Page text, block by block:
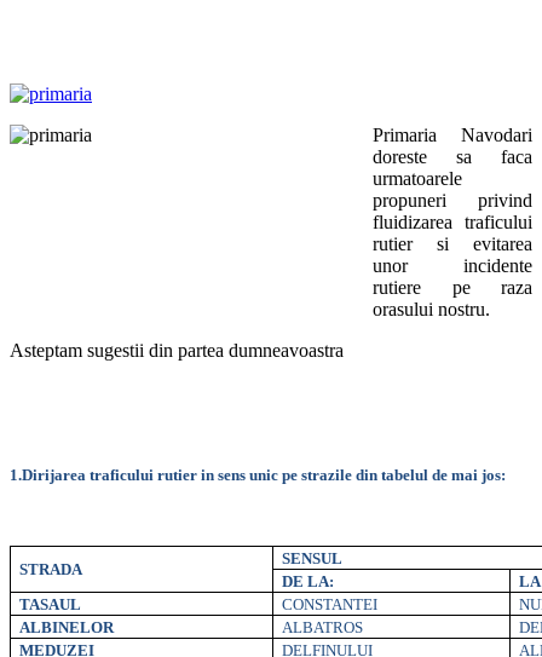
Primaria Navodari
doreste sa faca
urmatoarele
propuneri privind
fluidizarea traficului
rutier si evitarea
unor incidente
rutiere pe raza
orasului nostru.
Asteptam sugestii din partea dumneavoastra
1.Dirijarea traficului rutier in sens unic pe strazile din tabelul de mai jos:
STRADA
SENSUL
DE LA:
LA
TASAUL
CONSTANTEI
ALBINELOR
ALBATROS
MEDUZEI
DELFINULUI